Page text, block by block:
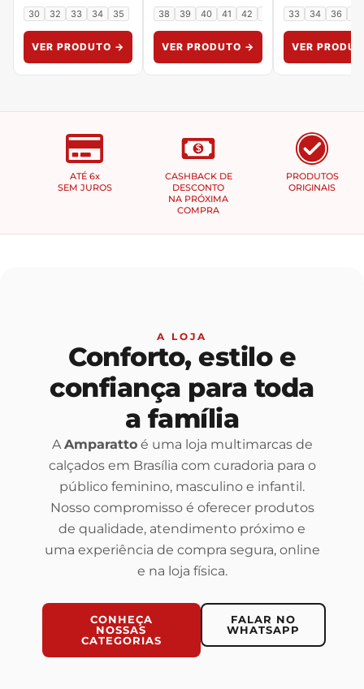
30
32 33 34 35
VER PRODUTO →
38
39 40 41 42
VER PRODUTO →
33
34 36
VER
ATÉ 6x
SEM JUROS
CASHBACK DE
DESCONTO
NA PRÓXIMA
COMPRA
PRODUTOS
ORIGINAIS
A LOJA
Conforto, estilo e
confiança para toda
a família
A Amparattoé uma loja multimarcas de
calçados em Brasília com curadoria para o
público feminino, masculino e infantil.
Nosso compromisso é oferecer produtos
de qualidade, atendimento próximo e
uma experiência de compra segura, online
e na loja física.
CONHEÇA
NOSSAS
CATEGORIAS
FALAR NO
WHATSAPP